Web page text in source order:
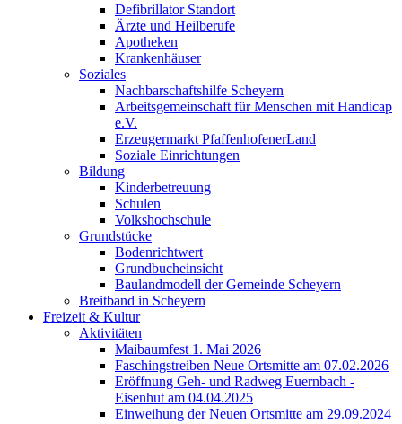
Defibrillator Standort
Ärzte und Heilberufe
Apotheken
Krankenhäuser
Soziales
Nachbarschaftshilfe Scheyern
Arbeitsgemeinschaft für Menschen mit Handicap
e.V.
Erzeugermarkt PfaffenhofenerLand
Soziale Einrichtungen
Bildung
Kinderbetreuung
Schulen
Volkshochschule
Grundstücke
Bodenrichtwert
Grundbucheinsicht
Baulandmodell der Gemeinde Scheyern
Breitband in Scheyern
Freizeit & Kultur
Aktivitäten
Maibaumfest 1. Mai 2026
Faschingstreiben Neue Ortsmitte am 07.02.2026
Eröffnung Geh- und Radweg Euernbach -
Eisenhut am 04.04.2025
Einweihung der Neuen Ortsmitte am 29.09.2024